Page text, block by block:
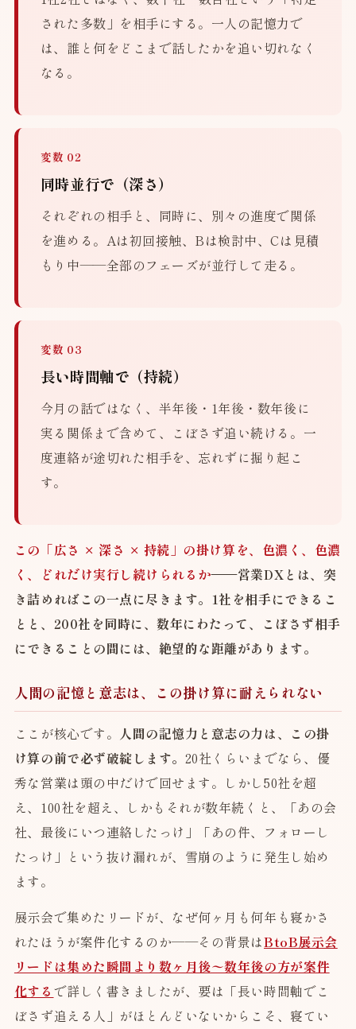
された多数」を相手にする。一人の記憶力で
は、誰と何をどこまで話したかを追い切れなく
なる。
変数 02
同時並行で（深さ）
それぞれの相手と、同時に、別々の進度で関係
を進める。Aは初回接触、Bは検討中、Cは見積
もり中——全部のフェーズが並行して走る。
変数 03
長い時間軸で（持続）
今月の話ではなく、半年後・1年後・数年後に
実る関係まで含めて、こぼさず追い続ける。一
度連絡が途切れた相手を、忘れずに掘り起こ
す。
この「広さ × 深さ × 持続」の掛け算を、色濃く、色濃
く、どれだけ実行し続けられるか——営業DXとは、突
き詰めればこの一点に尽きます。1社を相手にできるこ
とと、200社を同時に、数年にわたって、こぼさず相手
にできることの間には、絶望的な距離があります。
人間の記憶と意志は、この掛け算に耐えられない
ここが核心です。 人間の記憶力と意志の力は、この掛
け算の前で必ず破綻します。 20社くらいまでなら、優
秀な営業は頭の中だけで回せます。しかし50社を超
え、100社を超え、しかもそれが数年続くと、「あの会
社、最後にいつ連絡したっけ」「あの件、フォローし
たっけ」という抜け漏れが、雪崩のように発生し始め
ます。
展示会で集めたリードが、なぜ何ヶ月も何年も寝かさ
れたほうが案件化するのか——その背景はBtoB展示会
リードは集めた瞬間より数ヶ月後〜数年後の方が案件
化する で詳しく書きましたが、要は「長い時間軸でこ
ぼさず追える人」がほとんどいないからこそ、寝てい